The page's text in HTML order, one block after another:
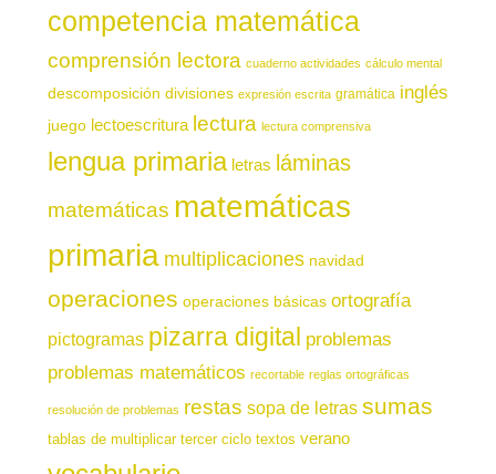
competencia matemática
comprensión lectora cuaderno actividades cálculo mental
descomposición divisiones expresión escrita gramática inglés
juego lectoescritura lectura lectura comprensiva
lengua primaria letras láminas
matemáticas matemáticas
primaria multiplicaciones navidad
operaciones operaciones básicas ortografía
pictogramas pizarra digital problemas
problemas matemáticos recortable reglas ortográficas
resolución de problemas restas sopa de letras sumas
tablas de multiplicar tercer ciclo textos verano